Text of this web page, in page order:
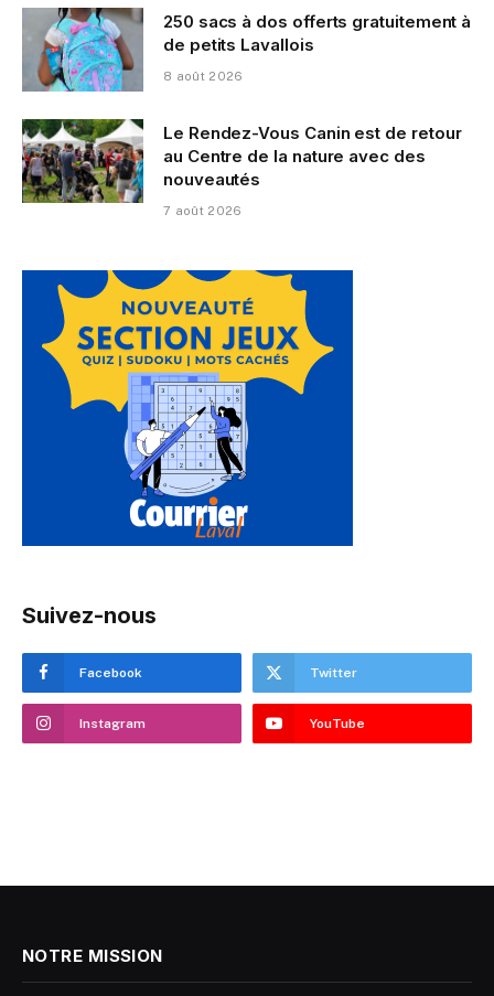
250 sacs à dos offerts gratuitement à
de petits Lavallois
8 août 2026
Le Rendez-Vous Canin est de retour
au Centre de la nature avec des
nouveautés
7 août 2026
Suivez-nous
Facebook Twitter
Instagram YouTube
NOTRE MISSION